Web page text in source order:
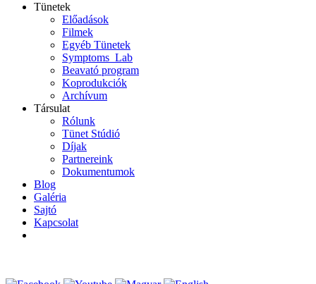
Tünetek
Előadások
Filmek
Egyéb Tünetek
Symptoms_Lab
Beavató program
Koprodukciók
Archívum
Társulat
Rólunk
Tünet Stúdió
Díjak
Partnereink
Dokumentumok
Blog
Galéria
Sajtó
Kapcsolat